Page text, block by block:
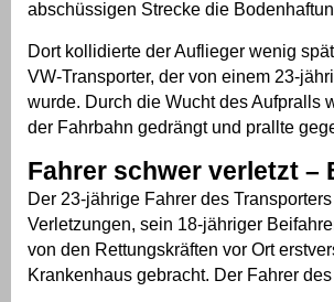
abschüssigen Strecke die
Dort kollidierte der Auflieger wenig
VW-Transporter, der von einem 23-
wurde. Durch die Wucht des Aufpralls
der Fahrbahn gedrängt und prallte
Fahrer schwer verletzt
Der 23-jährige Fahrer des
Verletzungen, sein 18-jähriger
von den Rettungskräften vor Ort
Krankenhaus gebracht. Der Fahrer